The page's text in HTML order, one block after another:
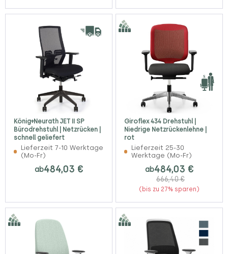
König+Neurath JET II SP
Bürodrehstuhl | Netzrücken |
schnell geliefert
Lieferzeit 7-10 Werktage
(Mo-Fr)
ab484,03 €
Giroflex 434 Drehstuhl |
Niedrige Netzrückenlehne |
rot
Lieferzeit 25-30
Werktage (Mo-Fr)
ab484,03 €
666,40 €
(bis zu 27% sparen)